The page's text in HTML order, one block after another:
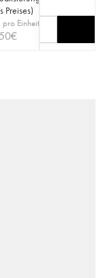
Preises)
pro Einheit
€